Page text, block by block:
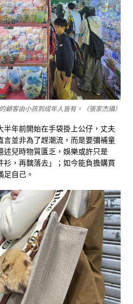
顧客由小孩到成年人皆有。（張家杰攝）
半年前開始在手袋掛上公仔，丈夫
言並非為了趕潮流，而是要彌補童
述兒時物質匱乏，娛樂或許只是
衫，再黐落去」；如今能負擔購買
足自己。